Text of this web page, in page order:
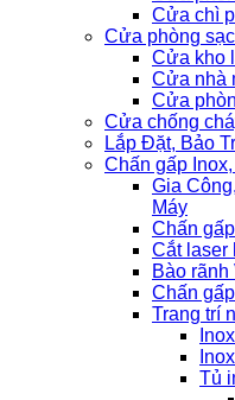
Cửa chì
Cửa phòng
Cửa kho
Cửa nhà
Cửa
Cửa chống
Lắp Đặt, Bảo
Chấn gấp
Gia
Máy
Chấn
Cắt laser
Bào rãnh
Chấn
Trang trí
Tủ